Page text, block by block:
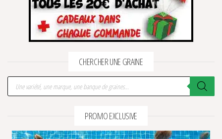
CHERCHER UNE GRAINE
Recherche de produits
PROMO EXCLUSIVE